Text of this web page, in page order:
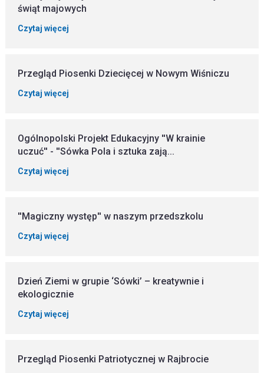
świąt majowych
Czytaj więcej
Przegląd Piosenki Dziecięcej w Nowym Wiśniczu
Czytaj więcej
Ogólnopolski Projekt Edukacyjny ''W krainie
uczuć'' - ''Sówka Pola i sztuka zają...
Czytaj więcej
''Magiczny występ'' w naszym przedszkolu
Czytaj więcej
Dzień Ziemi w grupie ‘Sówki’ – kreatywnie i
ekologicznie
Czytaj więcej
Przegląd Piosenki Patriotycznej w Rajbrocie